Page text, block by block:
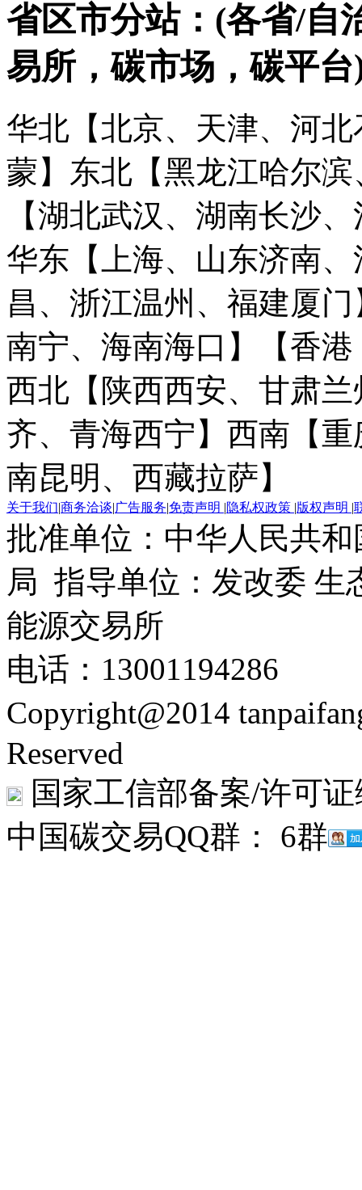
省区市分站：(各省/自
易所，碳市场，碳平台
华北【北京、天津、河
蒙】 东北【黑龙江哈尔
【湖北武汉、湖南长沙
华东【上海、山东济南
昌、浙江温州、福建厦门
南宁、海南海口】
【香
西北【陕西西安、甘肃
齐、青海西宁】 西南【
南昆明、西藏拉萨】
关于我们|商务洽谈|广告服务|免责声明 |隐私权政策 |版权声明 |
批准单位：中华人民共
局 指导单位：发改委 生
能源交易所
电话：13001194286
Copyright@2014
Reserved
国家工信部备案/许可
中国碳交易QQ群： 6群